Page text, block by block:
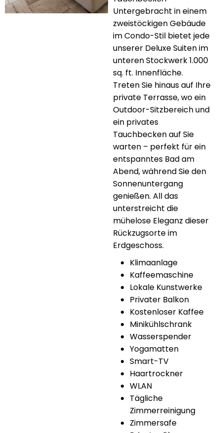
Untergebracht in einem
zweistöckigen Gebäude
im Condo-Stil bietet jede
unserer Deluxe Suiten im
unteren Stockwerk 1.000
sq. ft. Innenfläche.
Treten Sie hinaus auf Ihre
private Terrasse, wo ein
Outdoor-Sitzbereich und
ein privates
Tauchbecken auf Sie
warten – perfekt für ein
entspanntes Bad am
Abend, während Sie den
Sonnenuntergang
genießen. All das
unterstreicht die
mühelose Eleganz dieser
Rückzugsorte im
Erdgeschoss.
Klimaanlage
Kaffeemaschine
Lokale Kunstwerke
Privater Balkon
Kostenloser Kaffee
Minikühlschrank
Wasserspender
Yogamatten
Smart-TV
Haartrockner
WLAN
Tägliche
Zimmerreinigung
Zimmersafe